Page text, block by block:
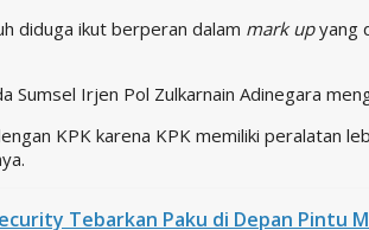
diduga ikut berperan dalam mark upyang
Sumsel Irjen Pol Zulkarnain Adinegara
KPK karena KPK memiliki peralatan
Tebarkan Paku di Depan Pintu